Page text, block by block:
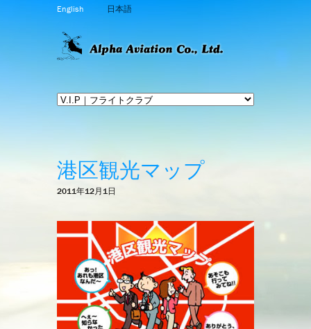
English 日本語
港区観光マップ
2011年12月1日